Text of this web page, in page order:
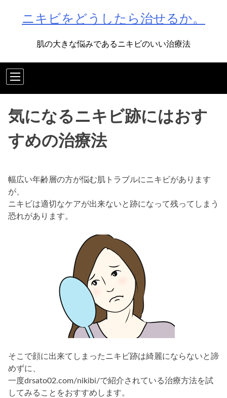
ニキビをどうしたら治せるか。
肌の大きな悩みであるニキビのいい治療法
気になるニキビ跡にはおす
すめの治療法
幅広い年齢層の方が悩む肌トラブルにニキビがあります
が、
ニキビは適切なケアが出来ないと跡になって残ってしまう
恐れがあります。
そこで顔に出来てしまったニキビ跡は綺麗にならないと諦
めずに、
一度drsato02.com/nikibi/で紹介されている治療方法を試
してみることをおすすめします。